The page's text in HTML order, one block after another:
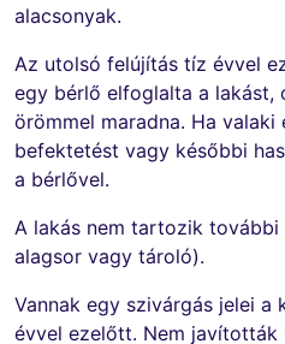
alacsonyak.
Az utolsó felújítás tíz évvel
egy bérlő elfoglalta a lakást,
örömmel maradna. Ha valaki
befektetést vagy későbbi
a bérlővel.
A lakás nem tartozik
alagsor vagy tároló).
Vannak egy szivárgás jelei a
évvel ezelőtt. Nem javították